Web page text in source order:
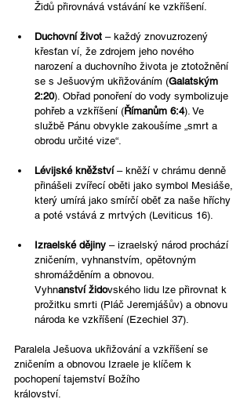
Židů přirovnává vstávání ke vzkříšení.
Duchovní život – každý znovuzrozený
křesťan ví, že zdrojem jeho nového
narození a duchovního života je ztotožnění
se s Ješuovým ukřižováním (Galatským
2:20). Obřad ponoření do vody symbolizuje
pohřeb a vzkříšení (Římanům 6:4). Ve
službě Pánu obvykle zakoušíme „smrt a
obrodu určité vize“.
Lévijské kněžství – kněží v chrámu denně
přinášeli zvířecí oběti jako symbol Mesiáše,
který umírá jako smírčí oběť za naše hříchy
a poté vstává z mrtvých (Leviticus 16).
Izraelské dějiny – izraelský národ prochází
zničením, vyhnanstvím, opětovným
shromážděním a obnovou.
Vyhnanství židovského lidu lze přirovnat k
prožitku smrti (Pláč Jeremjášův) a obnovu
národa ke vzkříšení (Ezechiel 37).
Paralela Ješuova ukřižování a vzkříšení se
zničením a obnovou Izraele je klíčem k
pochopení tajemství Božího
království.